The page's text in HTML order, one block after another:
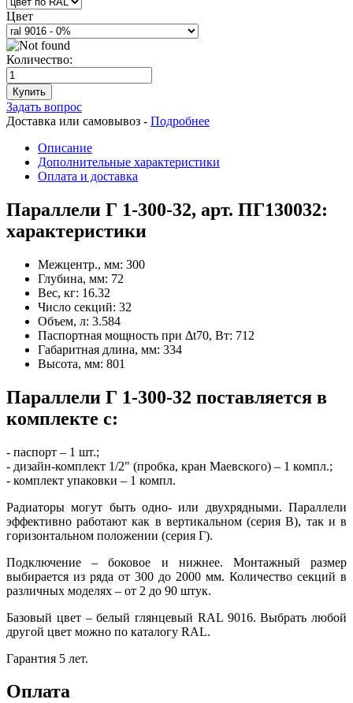
Цвет
Количество:
Купить
Задать вопрос
Доставка или самовывоз - Подробнее
Описание
Дополнительные характеристики
Оплата и доставка
Параллели Г 1-300-32, арт. ПГ130032:
характеристики
Межцентр., мм: 300
Глубина, мм: 72
Вес, кг: 16.32
Число секций: 32
Объем, л: 3.584
Паспортная мощность при Δt70, Вт: 712
Габаритная длина, мм: 334
Высота, мм: 801
Параллели Г 1-300-32 поставляется в
комплекте с:
- паспорт – 1 шт.;
- дизайн-комплект 1/2" (пробка, кран Маевского) – 1 компл.;
- комплект упаковки – 1 компл.
Радиаторы могут быть одно- или двухрядными. Параллели
эффективно работают как в вертикальном (серия В), так и в
горизонтальном положении (серия Г).
Подключение – боковое и нижнее. Монтажный размер
выбирается из ряда от 300 до 2000 мм. Количество секций в
различных моделях – от 2 до 90 штук.
Базовый цвет – белый глянцевый RAL 9016. Выбрать любой
другой цвет можно по каталогу RAL.
Гарантия 5 лет.
Оплата